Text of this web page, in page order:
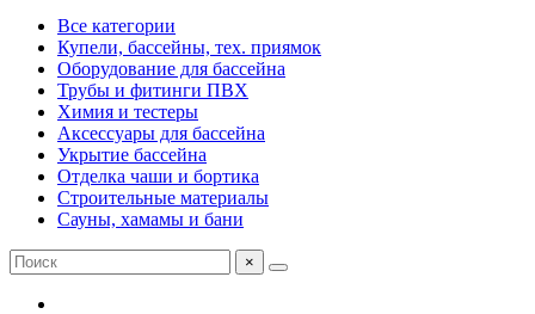
Все категории
Купели, бассейны, тех. приямок
Оборудование для бассейна
Трубы и фитинги ПВХ
Химия и тестеры
Аксессуары для бассейна
Укрытие бассейна
Отделка чаши и бортика
Строительные материалы
Сауны, хамамы и бани
×